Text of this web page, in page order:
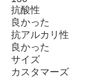
抗酸性
良かった
抗アルカリ性
良かった
サイズ
カスタマーズ